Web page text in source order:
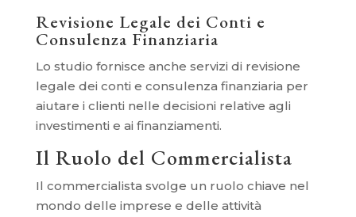
Revisione Legale dei Conti e
Consulenza Finanziaria
Lo studio fornisce anche servizi di revisione
legale dei conti e consulenza finanziaria per
aiutare i clienti nelle decisioni relative agli
investimenti e ai finanziamenti.
Il Ruolo del Commercialista
Il commercialista svolge un ruolo chiave nel
mondo delle imprese e delle attività